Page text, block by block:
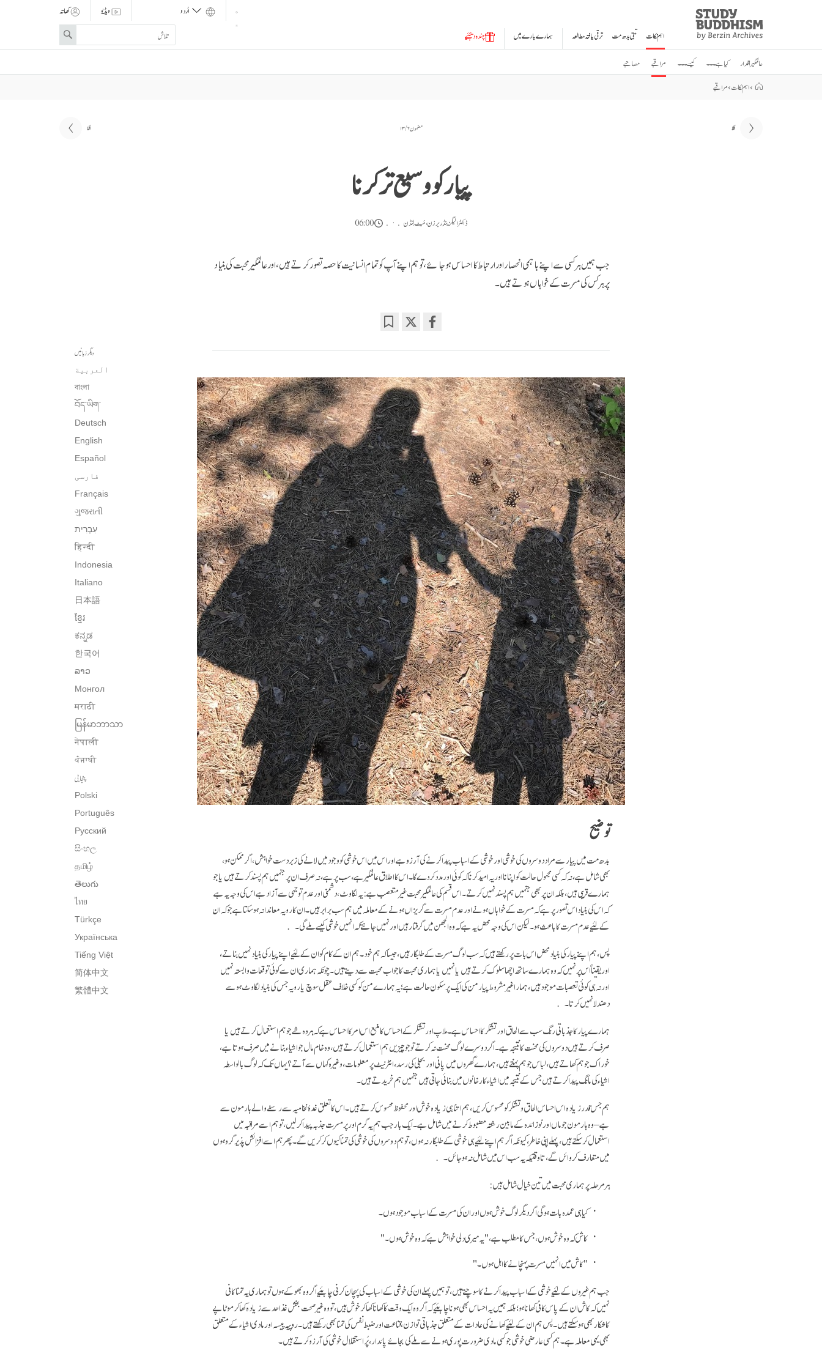
Study
Buddhism
Home
اہم نکات
عالمگیر اقدار کیا ہے ۔۔۔ کیسے ۔۔۔ مراقبے مصاحبے
تبتی بدھ مت ترقی یافتہ مطالعہ ہمارے بارے میں چندہ دیجئیے
ویڈیو
کھاتہ
Enter
search
term
Search
›اہم نکات›مراقبے
اگلا مضمون ۶ / ۱۳ اگلا
پیار کو وسیع تر کرنا
ڈاکٹر الیگزینڈر برزن،مَیٹ لِنڈن 06:00
جب ہمیں ہر کسی سے اپنے باہمی انحصار اور ارتباط کا احساس ہو جائے، تو ہم اپنے آپ کو تمام انسانیت کا حصہ تصور کرتے ہیں، اور عالمگیر محبت کی بنیاد
پر ہر کس کی مسرت کے خواہاں ہوتے ہیں۔
on
دیگر زبانیں
العربية
বাংলা
བོད་ཡིག་
Deutsch
English
Español
فارسی
Français
ગુજરાતી
עִבְרִית‎
हिन्दी
Indonesia
Italiano
日本語
ខ្មែរ
ಕನ್ನಡ
한국어
ລາວ
Монгол
मराठी
မြန်မာဘာသာ
नेपाली
ਪੰਜਾਬੀ
پنجابی
Polski
Português
Русский
සිංහල
தமிழ்
తెలుగు
ไทย
Türkçe
Українська
Tiếng Việt
简体中文
繁體中文
توضیح
بدھ مت میں پیار سے مراد دوسروں کی خوشی اور خوشی کے اسباب پیدا کرنے کی آرزو ہے اور اس میں اس خوشی کو وجود میں لانے کی زبردست خواہش، اگر ممکن ہو،
بھی شامل ہے، نہ کہ کسی مجہول حالت کو اپنانا اور یہ امید کرنا کہ کوئی اور مدد کر دے گا۔ اس کا اطلاق عالمگیر ہے، سب پر ہے، نہ صرف ان پر جنہیں ہم پسند کرتے ہیں یا جو
ہمارے قریبی ہیں، بلکہ ان پر بھی جنہیں ہم پسند نہیں کرتے۔ اس قسم کی عالمگیر محبت غیر متعصب ہے: یہ لگاوٹ، دشمنی اور عدم توجہی سے آزاد ہے اس کی وجہ یہ ہے
کہ اس کی بنیاد اس تصور پر ہے کہ مسرت کے خواہاں ہونے اور عدم مسرت سے گریزاں ہونے کے معاملہ میں ہم سب برابر ہیں۔ ان کا رویہ معاندانہ ہو سکتا ہے جو کہ ان
کے لئیے عدم مسرت کا باعث ہو۔ لیکن اس کی وجہ محض یہ ہے کہ وہ الجھن میں گرفتار ہیں اور نہیں جانتے کہ انہیں خوشی کیسے ملے گی۔
پس، ہم اپنے پیار کی بنیاد محض اس بات پر رکھتے ہیں کہ سب لوگ مسرت کے طلبگار ہیں، جیسا کہ ہم خود ۔ ہم ان کے کام کو ان کے لئیے اپنے پیار کی بنیاد نہیں بناتے،
اور یقیناً اس پر نہیں کہ وہ ہمارے ساتھ اچھا سلوک کرتے ہیں یا نہیں یا ہماری محبت کا جواب محبت سے دیتے ہیں۔ چونکہ ہماری ان سے کوئی توقعات وابستہ نہیں
اور نہ ہی کوئی تعصبات موجود ہیں، ہمارا غیر مشروط پیار من کی ایک پر سکون حالت ہے؛ یہ ہمارے من کو کسی خلاف عقل سوچ یا رویہ جس کی بنیاد لگاوٹ ہو سے
دھندلا نہیں کرتا۔
ہمارے پیار کا جذباتی رنگ سب سے الحاق اور تشکر کا احساس ہے۔ ملاپ اور تشکر کے احساس کا منبع اس امر کا احساس ہے کہ ہر وہ شے جو ہم استعمال کرتے ہیں یا
صرف کرتے ہیں دوسروں کی محنت کا نتیجہ ہے۔ اگر دوسرے لوگ محنت نہ کرتے تو جو چیزیں ہم استعمال کرتے ہیں، وہ خام مال جو اشیاء بنانے میں صرف ہوتا ہے،
خوراک جو ہم کھاتے ہیں، لباس جو ہم پہنتے ہیں، ہمارے گھروں میں پانی اور بجلی کی رسد، انٹرنیٹ پر معلومات، وغیرہ کہاں سے آتے؟ یہاں تک کہ لوگ بالواسطہ
اشیاء کی مانگ پیدا کرتے ہیں جس کے نتیجہ میں اشیاء کارخانوں میں بنائی جاتی ہیں جنہیں ہم خریدتے ہیں۔
ہم جس قدر زیادہ اس احساس الحاق و تشکر کو محسوس کریں، ہم اتنا ہی زیادہ خوش اور محفوظ محسوس کرتے ہیں۔ اس کا تعلق غدۂ نخامیہ سے رسنے والے ہارمون سے
ہے – وہ ہارمون جو ماں اور نو زائدہ کے مابین رشتہ مضبوط کرنے میں شامل ہے۔ ایک بار جب ہم یہ گرم اور پر مسرت جذبہ پیدا کر لیں، تو ہم اسے مراقبہ میں
استعمال کر سکتے ہیں، پہلے اپنی خاطر، کیونکہ اگر ہم اپنے لئیے ہی خوشی کے طلبگار نہ ہوں، تو ہم دوسروں کی خوشی کی تمنا کیوں کر کریں گے۔ پھر ہم اسے افزائش پذیر گروہوں
میں متعارف کروائں گے، تا وقتیکہ یہ سب اس میں شامل نہ ہو جائں۔
ہر مرحلہ پر ہماری محبت میں تین خیال شامل ہیں:
کیا ہی عمدہ بات ہو گی اگر دیگر لوگ خوش ہوں اور ان کی مسرت کے اسباب موجود ہوں۔
کاش کہ وہ خوش ہوں، جس کا مطلب ہے، "یہ میری دلی خواہش ہے کہ وہ خوش ہوں۔"
"کاش میں انہیں مسرت پہنچانے کا اہل ہوں۔"
جب ہم غیروں کے لئیے خوشی کے اسباب پیدا کرنے کا سوچتے ہیں، تو ہمیں پہلے ان کی خوشی کے اسباب کی پہچان کرنی چاہئیےاگر وہ بھوکے ہوں تو ہماری یہ تمنا کافی
نہیں کہ کاش ان کے پاس کافی کھانا ہو؛ بلکہ ہمیں یہ احساس بھی ہونا چاہئیے کہ اگر وہ ایک وقت کا کھانا کھا کر خوش ہیں، تو وہ غیر صحت بخش غذا حد سے زیادہ کھا کر موٹاپے
کا شکار بھی ہو سکتے ہیں۔ پس ہم ان کے لئیے کھانے کی عادات کے متعلق جذباتی توازن، قناعت اور ضبط نفس کی تمنا بھی رکھتے ہیں۔ روپیہ پیسہ اور مادی اشیاء کے متعلق
بھی یہی معاملہ ہے۔ ہم کسی عارضی خوشی جو کسی مادی ضرورت پوری ہونے سے ملے کی بجائے پائدار، پُر استقلال خوشی کی آرزو کرتے ہیں۔